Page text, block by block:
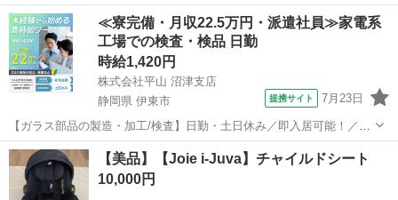
トベル…
沖縄 中頭郡 てだこ浦西駅 ベビー用品
≪寮完備・月収22.5万円・派遣社員≫家電系
工場での検査・検品 日勤
時給1,420円
株式会社平山 沼津支店
静岡県 伊東市
提携サイト 7月23日
【ガラス部品の製造・加工/検査】日勤・土日休み／即入居可能！／伊
豆でのんびりライフ♪ ガラス部品の製造・加工/検査 【株式会社平山で
の正社員採用（無期雇用派遣）となります】 「2人で同じ職場で働き
たい」 「仕事も休みも一...
静岡 伊東市 その他
【美品】【Joie i-Juva】チャイルドシート
10,000円